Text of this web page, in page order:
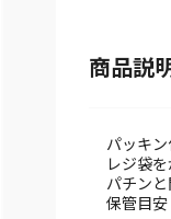
商品説
パッキ
レジ袋
パチン
保管目